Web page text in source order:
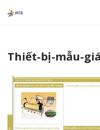
Thiết-bị-mẫu-